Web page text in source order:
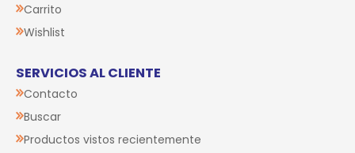
Carrito
Wishlist
SERVICIOS AL CLIENTE
Contacto
Buscar
Productos vistos recientemente